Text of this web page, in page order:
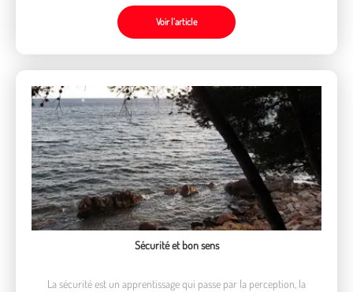
Voir l’article
Sécurité et bon sens
La sécurité est un apprentissage qui passe par la perception, la